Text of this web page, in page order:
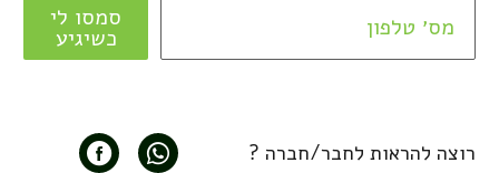
סמסו לי
כשיגיע
רוצה להראות לחבר/חברה ?